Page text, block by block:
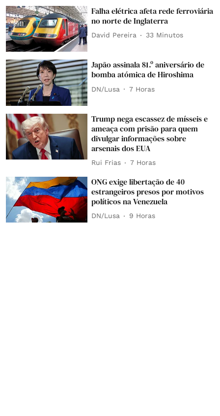
Falha elétrica afeta rede ferroviária
no norte de Inglaterra
David Pereira 33 Minutos
Japão assinala 81.º aniversário de
bomba atómica de Hiroshima
DN/Lusa 7 Horas
Trump nega escassez de mísseis e
ameaça com prisão para quem
divulgar informações sobre
arsenais dos EUA
Rui Frias 7 Horas
ONG exige libertação de 40
estrangeiros presos por motivos
políticos na Venezuela
DN/Lusa 9 Horas